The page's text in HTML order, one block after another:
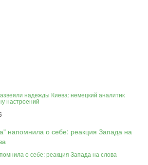
надежды Киева: немецкий аналитик
настроений
о себе: реакция Запада на слова